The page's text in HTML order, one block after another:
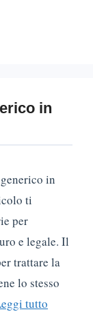
in
in
ti
per
e legale. Il
trattare la
lo stesso
tutto